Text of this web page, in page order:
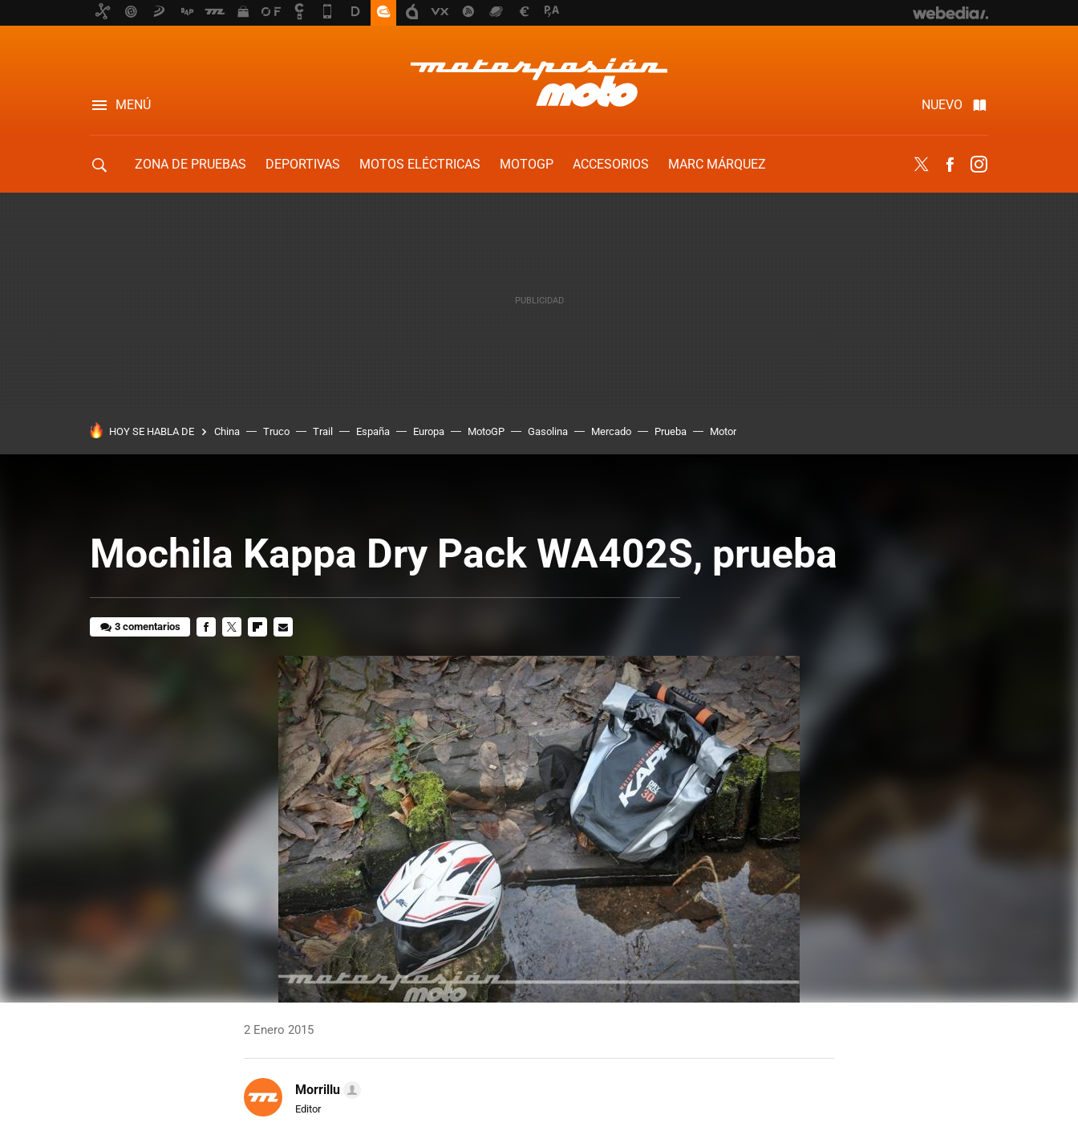
MENÚ NUEVO
ZONA DE PRUEBAS DEPORTIVAS MOTOS ELÉCTRICAS MOTOGP ACCESORIOS
MARC MÁRQUEZ
Twitter Facebook
HOY SE HABLA DE China Truco Trail España Europa MotoGP Gasolina Mercado Prueba Motor
Mochila Kappa Dry Pack WA402S, prueba
3 comentarios
MAIL
2 Enero 2015
Morrillu
Editor